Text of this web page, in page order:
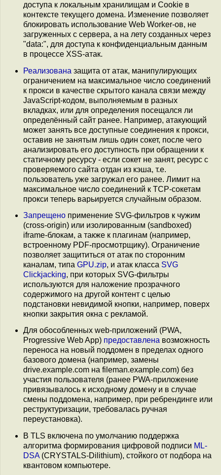
доступа к локальным хранилищам и Cookie в
контексте текущего домена. Изменение позволяет
блокировать использование Web Worker-ов, не
загруженных с сервера, а на лету созданных через
"data:", для доступа к конфиденциальным данным
в процессе XSS-атак.
Реализована защита от атак, манипулирующих
ограничением на максимальное число соединений
к прокси в качестве скрытого канала связи между
JavaScript-кодом, выполняемым в разных
вкладках, или для определения посещался ли
определённый сайт ранее. Например, атакующий
может занять все доступные соединения к прокси,
оставив не занятым лишь один сокет, после чего
анализировать его доступность при обращении к
статичному ресурсу - если сокет не занят, ресурс с
проверяемого сайта отдан из кэша, т.е.
пользователь уже загружал его ранее. Лимит на
максимальное число соединений к TCP-сокетам
прокси теперь варьируется случайным образом.
Запрещено применение SVG-фильтров к чужим
(cross-origin) или изолированным (sandboxed)
iframe-блокам, а также к плагинам (например,
встроенному PDF-просмотрщику). Ограничение
позволяет защититься от атак по сторонним
каналам, типа GPU.zip, и атак класса SVG
Clickjacking, при которых SVG-фильтры
используются для наложение прозрачного
содержимого на другой контент с целью
подстановки невидимой кнопки, например, поверх
кнопки закрытия окна с рекламой.
Для обособленных web-приложений (PWA,
Progressive Web App) предоставлена возможность
переноса на новый поддомен в пределах одного
базового домена (например, замены
drive.example.com на fileman.example.com) без
участия пользователя (ранее PWA-приложение
привязывалось к исходному домену и в случае
смены поддомена, например, при ребрендинге или
реструктуризации, требовалась ручная
переустановка).
В TLS включена по умолчанию поддержка
алгоритма формирования цифровой подписи ML-
DSA (CRYSTALS-Dilithium), стойкого от подбора на
квантовом компьютере.